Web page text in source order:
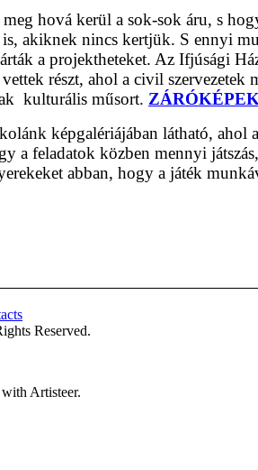
hová kerül a sok-sok áru, s
akiknek nincs kertjük. S ennyi
a projektheteket. Az Ifjúsági
részt, ahol a civil szervezetek
kulturális műsort.
képgalériájában látható, ahol a
a feladatok közben mennyi játszás,
abban, hogy a játék
Reserved.
with Artisteer.